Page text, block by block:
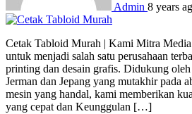
Admin 8 years
Cetak Tabloid Murah | Kami Mitra
untuk menjadi salah satu perusahaan
printing dan desain grafis. Didukung
Jerman dan Jepang yang mutakhir pada
mesin yang handal, kami memberikan
yang cepat dan Keunggulan […]